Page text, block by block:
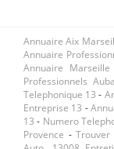
Annuaire Aix
Annuaire
Annuaire Marseille
Professionnels
Telephonique 13 -
Entreprise 13 -
13 - Numero
Provence -